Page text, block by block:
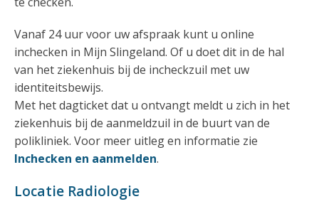
Vanaf 24 uur voor uw afspraak kunt u online
inchecken in Mijn Slingeland. Of u doet dit in de hal
van het ziekenhuis bij de incheckzuil met uw
identiteitsbewijs.
Met het dagticket dat u ontvangt meldt u zich in het
ziekenhuis bij de aanmeldzuil in de buurt van de
polikliniek. Voor meer uitleg en informatie zie
Inchecken en aanmelden.
Locatie Radiologie